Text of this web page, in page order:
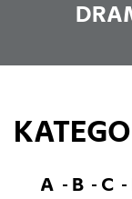
A B C